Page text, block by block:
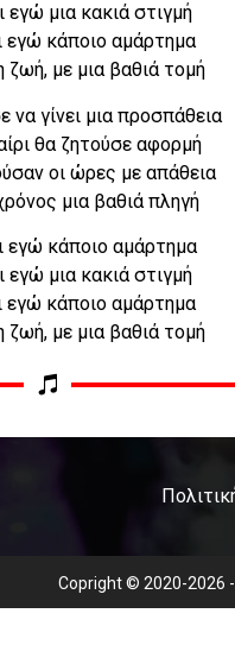
μια κακιά στιγμή
κάποιο αμάρτημα
ζωή, με μια βαθιά τομή
να γίνει μια προσπάθεια
θα ζητούσε αφορμή
οι ώρες με απάθεια
μια βαθιά πληγή
εγώ κάποιο αμάρτημα
μια κακιά στιγμή
κάποιο αμάρτημα
ζωή, με μια βαθιά τομή
Copright © 2020-2026 -